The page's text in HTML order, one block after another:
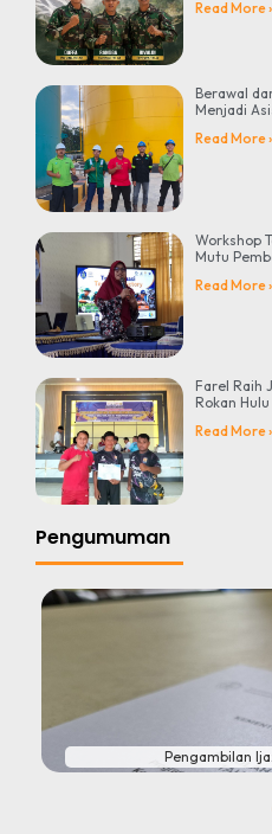
Read More
Berawal
Menjadi
Read More
Workshop
Mutu
Read More
Farel Raih
Rokan
Read More
Pengumuman
Pengambilan